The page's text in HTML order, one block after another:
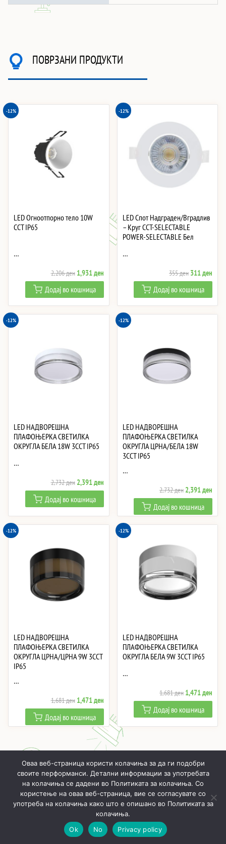
ПОВРЗАНИ ПРОДУКТИ
-12%
LED Огноотпорно тело 10W
CCT IP65
…
2,206ден Original
price
was:
2,206 ден.
1,931денCurrent
price
is:
1,931 ден.
Додај во кошница
-12%
LED Спот Надграден/Вградлив
– Круг CCT-SELECTABLE
POWER-SELECTABLE Бел
…
355ден Original
price
was:
355 ден.
311ден
price
is:
311
Додај во кошница
-12%
LED НАДВОРЕШНА
ПЛАФОЊЕРКА СВЕТИЛКА
ОКРУГЛА БЕЛА 18W 3CCT IP65
…
2,732ден Original
price
was:
2,732 ден.
2,391денCurrent
price
is:
2,391 ден.
Додај во кошница
-12%
LED НАДВОРЕШНА
ПЛАФОЊЕРКА СВЕТИЛКА
ОКРУГЛА ЦРНА/БЕЛА 18W
3CCT IP65
…
2,732ден Original
price
was:
2,732 ден.
2,391ден
price
is:
Додај во кошница
-12%
LED НАДВОРЕШНА
ПЛАФОЊЕРКА СВЕТИЛКА
ОКРУГЛА ЦРНА/ЦРНА 9W 3CCT
IP65
…
1,681ден Original
price
was:
1,681 ден.
1,471денCurrent
price
is:
1,471 ден.
Додај во кошница
-12%
LED НАДВОРЕШНА
ПЛАФОЊЕРКА СВЕТИЛКА
ОКРУГЛА БЕЛА 9W 3CCT IP65
…
1,681ден Original
price
was:
1,681 ден.
1,471ден
price
is:
Додај во кошница
ПОЧНУВАЈЌИ ПРОИЗВОДИ МОЈ ПРОФИЛ
КОШНИЧКА
РЕАЛИЗИРАНИ ПРОЕКТИ
ЗА НАС
Онлајн LED осветлување © 2019 - 2026
Политика за приватност
Оваа веб-страница користи колачиња за да ги подобри
своите перформанси. Детални информации за употребата
на колачиња се дадени во Политиката за колачиња. Со
користење на оваа веб-страница, вие се согласувате со
употреба на колачиња како што е опишано во Политиката за
колачиња.
Ok
No Privacy policy